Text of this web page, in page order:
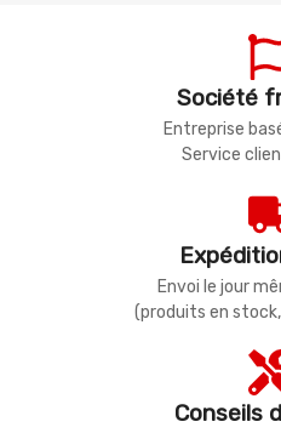
Société
Entreprise
Service
Envoi le jour
(produits en
Conseils